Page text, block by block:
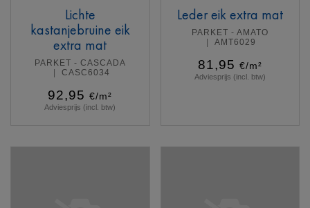
Lichte
kastanjebruine eik
extra mat
PARKET - CASCADA
CASC6034
92,95 €/m²
Adviesprijs (incl. btw)
Leder eik extra mat
PARKET - AMATO
AMT6029
81,95 €/m²
Adviesprijs (incl. btw)